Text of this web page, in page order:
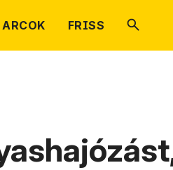
ARCOK FRISS